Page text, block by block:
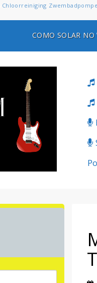
Chloorreiniging
COMO SOLAR